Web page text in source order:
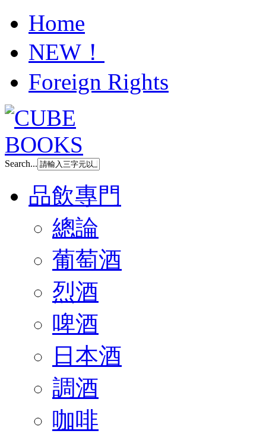
Home
NEW！
Foreign Rights
Search...
品飲專門
總論
葡萄酒
烈酒
啤酒
日本酒
調酒
咖啡